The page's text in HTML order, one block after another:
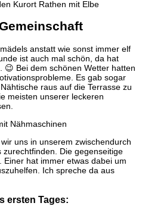
anstatt wie sonst immer elf
ist auch mal schön, da hat
😉 Bei dem schönen Wetter hatten
Es gab sogar
raus auf die Terrasse zu
meisten unserer leckeren
uns in unserem zwischendurch
Die gegenseitige
Einer hat immer etwas dabei um
Ich spreche da aus
ersten Tages: